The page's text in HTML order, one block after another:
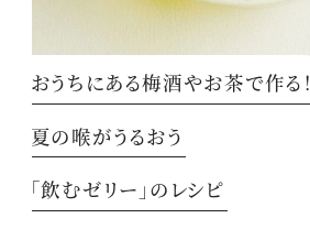
おうちにある梅酒やお茶で作る！
夏の喉がうるおう
「飲むゼリー」のレシピ